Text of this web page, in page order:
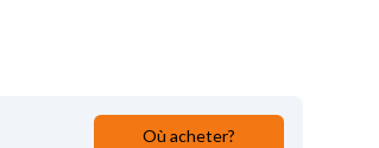
Où acheter?